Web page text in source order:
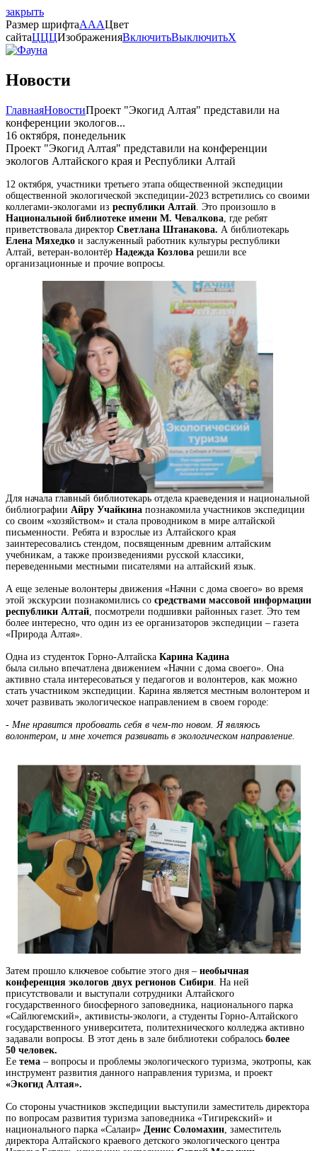
закрыть
Размер шрифтаAAAЦвет
сайтаЦЦЦИзображенияВключитьВыключитьX
Новости
ГлавнаяНовостиПроект "Экогид Алтая" представили на
конференции экологов...
16 октября, понедельник
Проект "Экогид Алтая" представили на конференции
экологов Алтайского края и Республики Алтай
12 октября, участники третьего этапа общественной экспедиции
общественной экологической экспедиции-2023 встретились со своими
коллегами-экологами из республики Алтай . Это произошло в
Национальной библиотеке имени М. Чевалкова , где ребят
приветствовала директор Светлана Штанакова. А библиотекарь
Елена Мяхедко и заслуженный работник культуры республики
Алтай, ветеран-волонтёр Надежда Козлова решили все
организационные и прочие вопросы.
Для начала главный библиотекарь отдела краеведения и национальной
библиографии Айру Учайкина познакомила участников экспедиции
со своим «хозяйством» и стала проводником в мире алтайской
письменности. Ребята и взрослые из Алтайского края
заинтересовались стендом, посвященным древним алтайским
учебникам, а также произведениями русской классики,
переведенными местными писателями на алтайский язык.
А еще зеленые волонтеры движения «Начни с дома своего» во время
этой экскурсии познакомились со средствами массовой информации
республики Алтай , посмотрели подшивки районных газет. Это тем
более интересно, что один из ее организаторов экспедиции – газета
«Природа Алтая».
Одна из студенток Горно-Алтайска Карина Кадина
была сильно впечатлена движением «Начни с дома своего». Она
активно стала интересоваться у педагогов и волонтеров, как можно
стать участником экспедиции. Карина является местным волонтером и
хочет развивать экологическое направлением в своем городе:
- Мне нравится пробовать себя в чем-то новом. Я являюсь
волонтером, и мне хочется развивать в экологическом направление.
Затем прошло ключевое событие этого дня – необычная
конференция экологов двух регионов Сибири . На ней
присутствовали и выступали сотрудники Алтайского
государственного биосферного заповедника, национального парка
«Сайлюгемский», активисты-экологи, а студенты Горно-Алтайского
государственного университета, политехнического колледжа активно
задавали вопросы. В этот день в зале библиотеки собралось более
50 человек.
Ее тема – вопросы и проблемы экологического туризма, экотропы, как
инструмент развития данного направления туризма, и проект
«Экогид Алтая».
Со стороны участников экспедиции выступили заместитель директора
по вопросам развития туризма заповедника «Тигирекский» и
национального парка «Салаир» Денис Соломахин , заместитель
директора Алтайского краевого детского экологического центра